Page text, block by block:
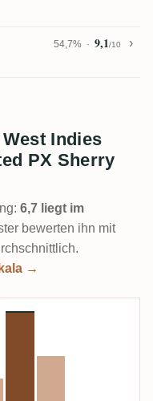
54,7% 9,1/10
Indies
PX Sherry
6,7 liegt im
bewerten ihn mit
→